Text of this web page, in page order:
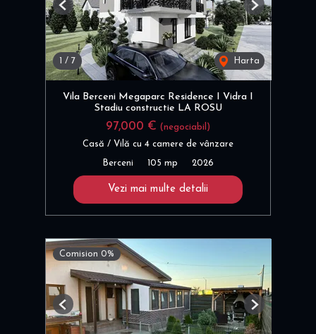
/ 7 Harta
Previous Next
Vila Berceni Megaparc Residence I Vidra I
Stadiu constructie LA ROSU
97,000 € (negociabil)
Casă / Vilă cu 4 camere de vânzare
Berceni 105 mp 2026
Vezi mai multe detalii
Comision 0%
Previous Next